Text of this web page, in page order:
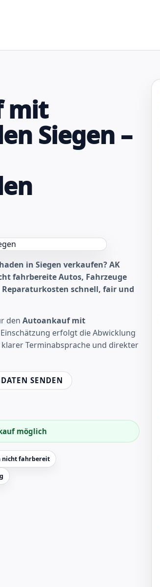
mit
Siegen –
in Siegen verkaufen? AK
fahrbereite Autos, Fahrzeuge
schnell, fair und
den Autoankauf mit
erfolgt die Abwicklung
Terminabsprache und direkter
SENDEN
möglich
nicht fahrbereit